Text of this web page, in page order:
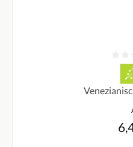
Durchschnittliche